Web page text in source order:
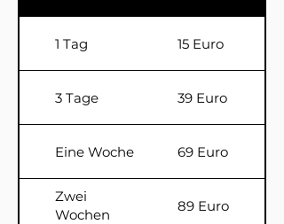
1 Tag 15 Euro
3 Tage 39 Euro
Eine Woche 69 Euro
Zwei
Wochen
89 Euro